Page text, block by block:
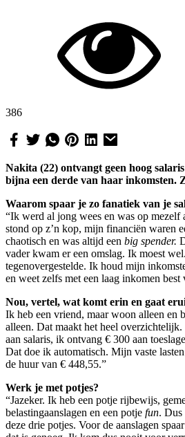
386
Nakita (22) ontvangt geen hoog
bijna een derde van haar inkomsten.
Waarom spaar je zo fanatiek van je
“Ik werd al jong wees en was op mezelf
stond op z’n kop, mijn financiën waren
chaotisch en was altijd een big spender.
vader kwam er een omslag. Ik moest
tegenovergestelde. Ik houd mijn
en weet zelfs met een laag inkomen best
Nou, vertel, wat komt erin en gaat
Ik heb een vriend, maar woon alleen en
alleen. Dat maakt het heel
aan salaris, ik ontvang € 300 aan
Dat doe ik automatisch. Mijn vaste
de huur van € 448,55.”
Werk je met potjes?
“Jazeker. Ik heb een potje rijbewijs,
belastingaanslagen en een potje fun. Dus
deze drie potjes. Voor de aanslagen